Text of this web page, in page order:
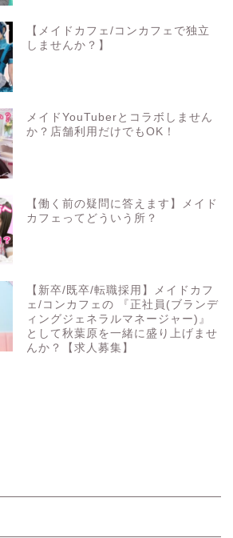
【メイドカフェ/コンカフェで独立
しませんか？】
メイドYouTuberとコラボしません
か？店舗利用だけでもOK！
【働く前の疑問に答えます】メイド
カフェってどういう所？
【新卒/既卒/転職採用】メイドカフ
ェ/コンカフェの 『正社員(ブランデ
ィングジェネラルマネージャー)』
として秋葉原を一緒に盛り上げませ
んか？【求人募集】